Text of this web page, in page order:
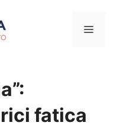
Menu
fatica